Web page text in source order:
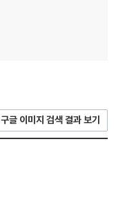
구글 이미지 검색 결과 보기